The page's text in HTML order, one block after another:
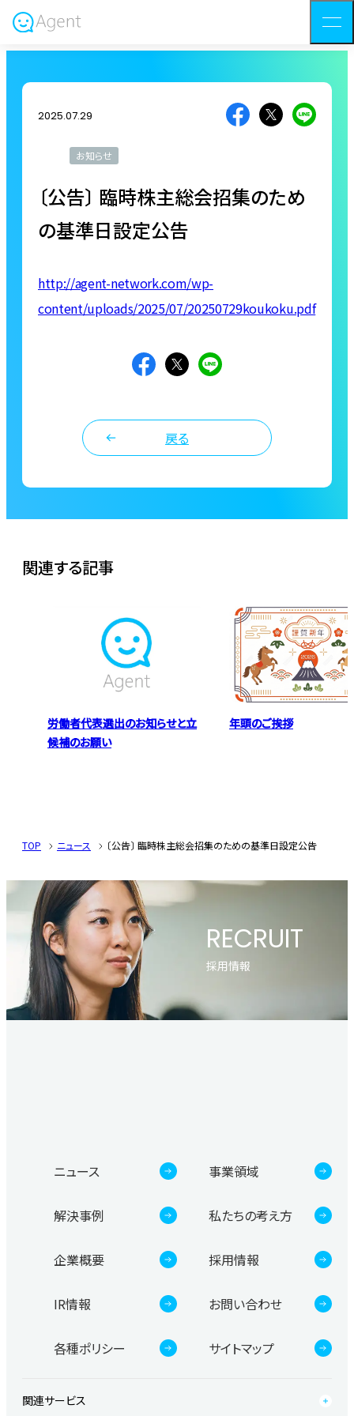
2025.07.29
お知らせ
〔公告〕 臨時株主総会招集のため
の基準日設定公告
http://agent-network.com/wp-
content/uploads/2025/07/20250729koukoku.pdf
戻る
関連する記事
労働者代表選出のお知らせと立
候補のお願い
年頭のご挨拶
TOP ニュース 〔公告〕 臨時株主総会招集のための基準日設定公告
RECRUIT
採用情報
ニュース 事業領域
解決事例 私たちの考え方
企業概要 採用情報
IR情報 お問い合わせ
各種ポリシー サイトマップ
関連サービス